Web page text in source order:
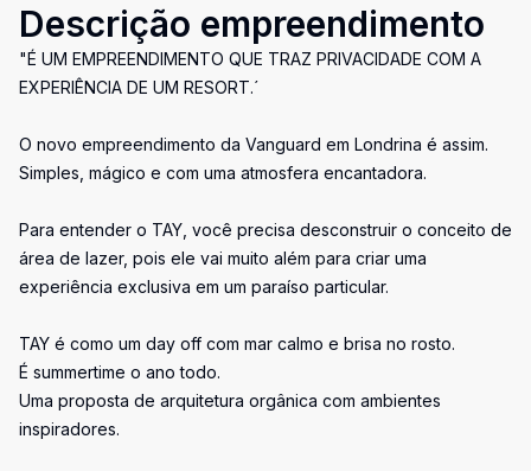
Descrição empreendimento
"É UM EMPREENDIMENTO QUE TRAZ PRIVACIDADE COM A
EXPERIÊNCIA DE UM RESORT.´
O novo empreendimento da Vanguard em Londrina é assim.
Simples, mágico e com uma atmosfera encantadora.
Para entender o TAY, você precisa desconstruir o conceito de
área de lazer, pois ele vai muito além para criar uma
experiência exclusiva em um paraíso particular.
TAY é como um day off com mar calmo e brisa no rosto.
É summertime o ano todo.
Uma proposta de arquitetura orgânica com ambientes
inspiradores.